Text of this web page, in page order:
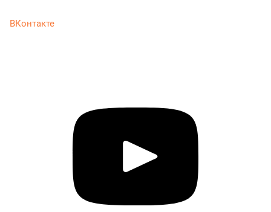
ВКонтакте